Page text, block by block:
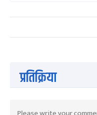
प्रतिक्रिया